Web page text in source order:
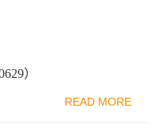
）
READ MORE